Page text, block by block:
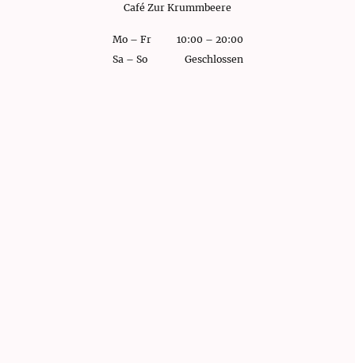
Café Zur Krummbeere
Mo– Fr 10:00 – 20:00
Sa– So Geschlossen